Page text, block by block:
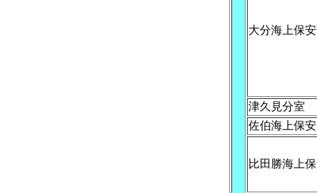
大分海上保
津久見分室
佐伯海上保
比田勝海上